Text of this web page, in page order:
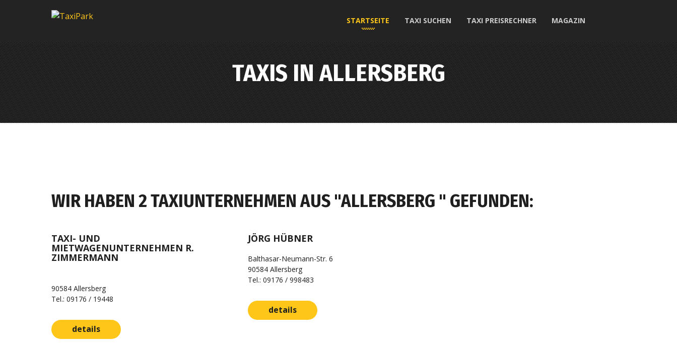
STARTSEITE TAXI SUCHEN TAXI PREISRECHNER MAGAZIN
TAXIS IN ALLERSBERG
WIR HABEN 2 TAXIUNTERNEHMEN AUS "ALLERSBERG " GEFUNDEN:
TAXI- UND
MIETWAGENUNTERNEHMEN R.
ZIMMERMANN
90584 Allersberg
Tel.: 09176 / 19448
details
JÖRG HÜBNER
Balthasar-Neumann-Str. 6
90584 Allersberg
Tel.: 09176 / 998483
details